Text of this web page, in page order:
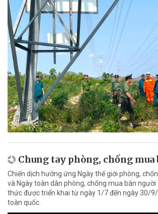
Chung tay phòng, chống mua
Chiến dịch hưởng ứng Ngày thế giới phòng,
và Ngày toàn dân phòng, chống mua bán
thức được triển khai từ ngày 1/7 đến ngày 30/
toàn quốc.